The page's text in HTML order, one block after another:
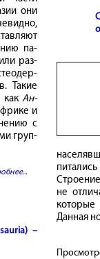
они
па­
раз­
Та­кие
как Ан­
и
с
груп­
–
не
Данная